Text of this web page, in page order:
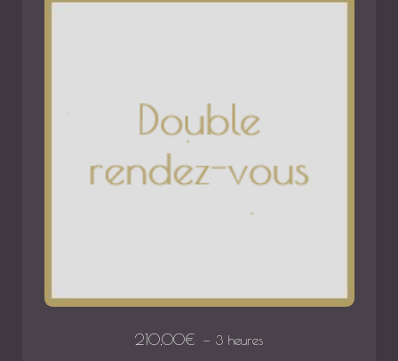
210,00€ 3 heures